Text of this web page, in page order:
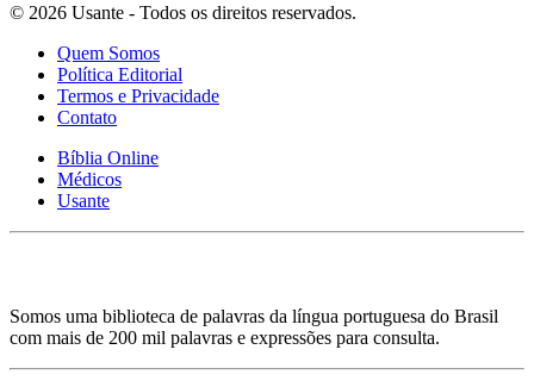
© 2026 Usante - Todos os direitos reservados.
Quem Somos
Política Editorial
Termos e Privacidade
Contato
Bíblia Online
Médicos
Usante
Somos uma biblioteca de palavras da língua portuguesa do Brasil
com mais de 200 mil palavras e expressões para consulta.